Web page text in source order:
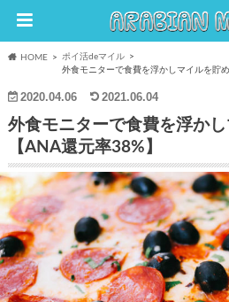
HOME
ポイ活deマイル
外食モニターで食費を浮かしマイルを貯
2020.04.06 2021.06.04
外食モニターで食費を浮か
【ANA還元率38%】